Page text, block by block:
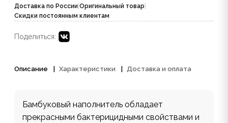
Доставка по России Оригинальный товар
Скидки постоянным клиентам
Поделиться:
Описание Характеристики Доставка и оплата
Бамбуковый наполнитель обладает
прекрасными бактерицидными свойствами и